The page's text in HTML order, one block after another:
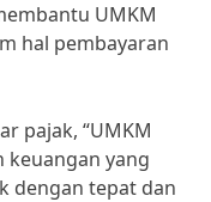
UMKM
hal pembayaran
pajak, “UMKM
keuangan yang
dengan tepat dan